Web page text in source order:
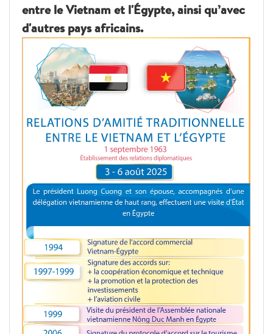
entre le Vietnam et l'Égypte, ainsi qu’avec
d'autres pays africains.